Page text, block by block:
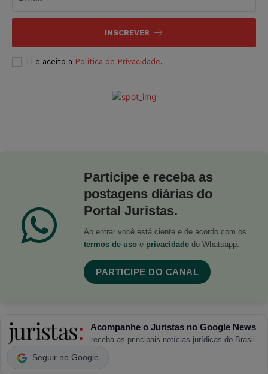
INSCREVER
Li e aceito a Política de Privacidade.
Participe e receba as
postagens diárias do
Portal Juristas.
Ao entrar você está ciente e de acordo com os
termos de uso e privacidade do Whatsapp.
PARTICIPE DO CANAL
Acompanhe o Juristas no Google News
receba as principais notícias jurídicas do Brasil
Seguir no Google